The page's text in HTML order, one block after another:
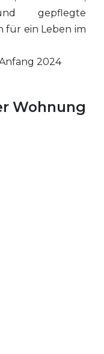
gepflegte
für ein Leben im
2024
Wohnung